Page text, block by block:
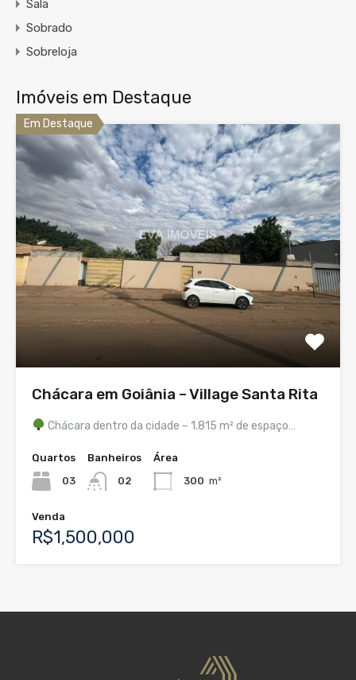
Sala
Sobrado
Sobreloja
Imóveis em Destaque
Em Destaque
Chácara em Goiânia – Village Santa Rita
Chácara dentro da cidade – 1.815 m² de espaço…
Quartos
03
Banheiros
02
Área
300 m²
Venda
R$1,500,000